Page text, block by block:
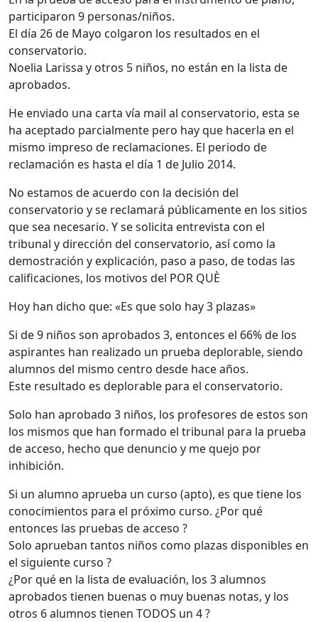
participaron 9 personas/niños.
El día 26 de Mayo colgaron los resultados en el
conservatorio.
Noelia Larissa y otros 5 niños, no están en la lista de
aprobados.
He enviado una carta vía mail al conservatorio, esta se
ha aceptado parcialmente pero hay que hacerla en el
mismo impreso de reclamaciones. El periodo de
reclamación es hasta el día 1 de Julio 2014.
No estamos de acuerdo con la decisión del
conservatorio y se reclamará públicamente en los sitios
que sea necesario. Y se solicita entrevista con el
tribunal y dirección del conservatorio, así como la
demostración y explicación, paso a paso, de todas las
calificaciones, los motivos del POR QUÈ
Hoy han dicho que: «Es que solo hay 3 plazas»
Si de 9 niños son aprobados 3, entonces el 66% de los
aspirantes han realizado un prueba deplorable, siendo
alumnos del mismo centro desde hace años.
Este resultado es deplorable para el conservatorio.
Solo han aprobado 3 niños, los profesores de estos son
los mismos que han formado el tribunal para la prueba
de acceso, hecho que denuncio y me quejo por
inhibición.
Si un alumno aprueba un curso (apto), es que tiene los
conocimientos para el próximo curso. ¿Por qué
entonces las pruebas de acceso ?
Solo aprueban tantos niños como plazas disponibles en
el siguiente curso ?
¿Por qué en la lista de evaluación, los 3 alumnos
aprobados tienen buenas o muy buenas notas, y los
otros 6 alumnos tienen TODOS un 4 ?